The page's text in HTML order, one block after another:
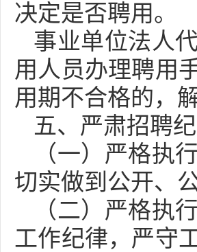
决定是否聘用。
事业单位法人
用人员办理聘用
用期不合格的，
五、严肃招聘
（一）严格执
切实做到公开、
（二）严格执
工作纪律，严守